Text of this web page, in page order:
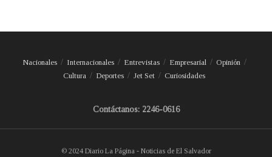
Nacionales Internacionales Entrevistas Empresarial
Opinión
Cultura
Deportes Jet Set Curiosidades
Contáctanos: 2246-0616
© 2024 Diario La Página - Noticias de El Salvador